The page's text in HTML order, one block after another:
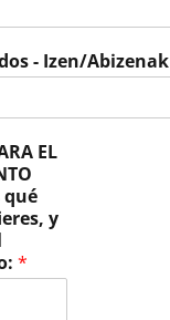
- Izen/Abizenak
EL
qué
y
*